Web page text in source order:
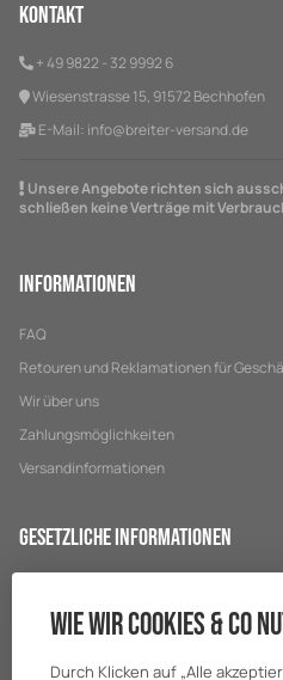
Kontakt
+ 49 9822 - 32 9992 6
Wiesenstrasse 15, 91572 Bechhofen
E-Mail: info@breiter-versand.de
Unsere Angebote richten sich
schließen keine Verträge mit
Informationen
FAQ
Retouren und Reklamationen für
Wir über uns
Zahlungsmöglichkeiten
Versandinformationen
Gesetzliche Informationen
Wie wir Cookies & Co
Durch Klicken auf „Alle